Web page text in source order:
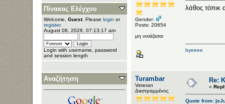
Πίνακας Ελέγχου
Welcome, Guest. Please login or
register.
August 08, 2026, 07:13:17 am
Login with username, password
and session length
Αναζήτηση
Gender:
Posts: 20654
μη νοιάζεσαι
λάθος τόπικ
byeeee
Turambar
Veteran
Διεστραμμένος
Re:
«
Quote from: